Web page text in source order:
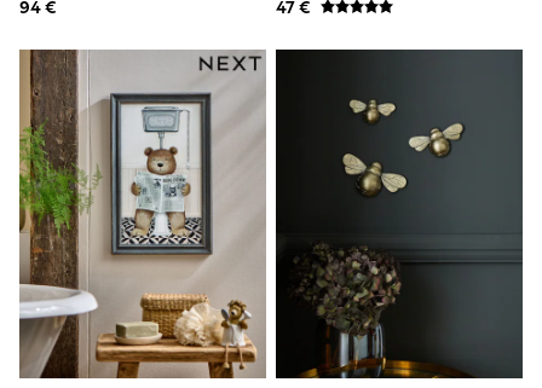
A-Z Brands
JoJo Maman Bébé
BOYS
New In
New in from Next
50 - 92cm
98 - 110cm
116 - 134cm
140 - 174cm
New In
Trending: Top & Short Sets
Trending: Clogs
Toy Story
Pokemon
Spiderman
94 €
47 €